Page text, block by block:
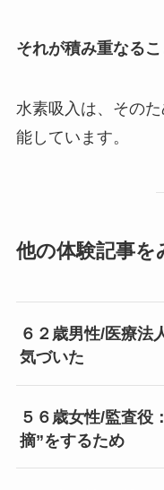
それが積み重なるこ
水素吸入は、その
能しています。
他の体験記事を
６２歳男性/医療法
気づいた
５６歳女性/監査役
摘”をするため